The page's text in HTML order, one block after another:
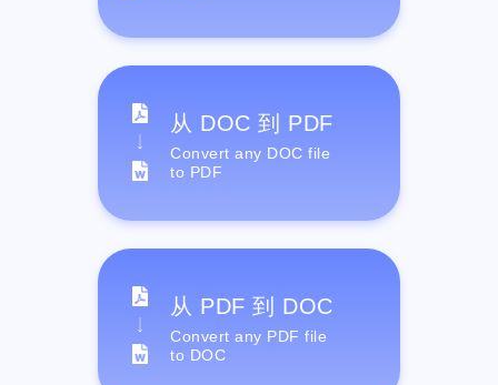
从 DOC 到 PDF
Convert any DOC file
to PDF
从 PDF 到 DOC
Convert any PDF file
to DOC